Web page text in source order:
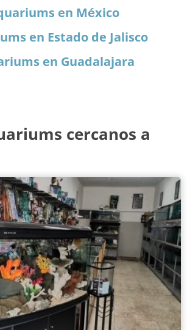
en México
en Estado de Jalisco
en Guadalajara
cercanos a